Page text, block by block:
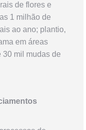
de flores e
1 milhão de
ao ano; plantio,
em áreas
mil mudas de